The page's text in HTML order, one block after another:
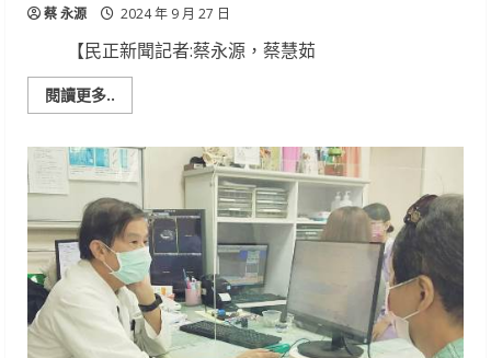
蔡 永源 2024 年 9 月 27 日
【民正新聞記者:蔡永源，蔡慧茹
閱讀更多..
more
革
熱
防
疫
績
優
志
工
隊
分
享
防